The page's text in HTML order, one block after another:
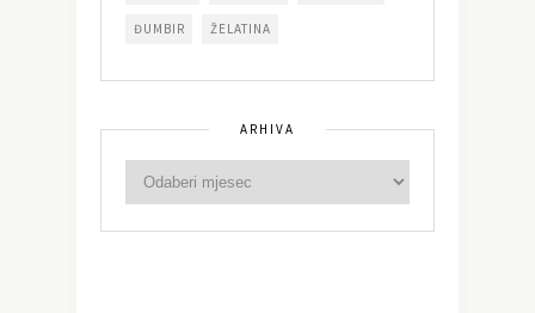
ĐUMBIR ŽELATINA
ARHIVA